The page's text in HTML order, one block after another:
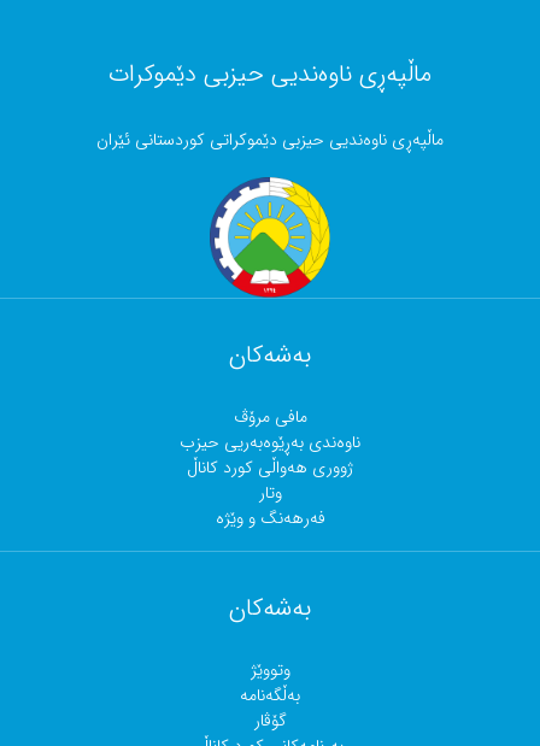
ماڵپەڕی ناوەندیی حیزبی دێموکرات
ماڵپەڕی ناوەندیی حیزبی دێموکراتی کوردستانی ئێران
بەشەکان
مافی مرۆڤ
ناوەندی بەڕێوەبەریی حیزب
ژووری هەواڵی کورد کاناڵ
وتار
فەرهەنگ و وێژە
بەشەکان
وتووێژ
بەڵگەنامە
گۆڤار